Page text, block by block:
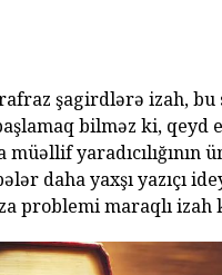
şagirdlərə izah, bu
bilməz ki, qeyd
müəllif yaradıcılığının
daha yaxşı yazıçı
problemi maraqlı izah